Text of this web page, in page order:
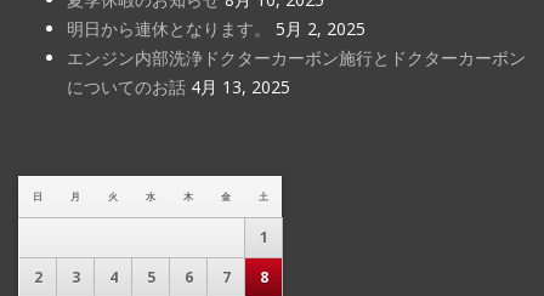
明日から連休となります。
5月 2, 2025
エンジン内部洗浄ドクターカーボン施行とドクターカーボン
についてのお話 4月 13, 2025
日 月 火 水 木 金 土
1
2
3 4 5 6 7
8